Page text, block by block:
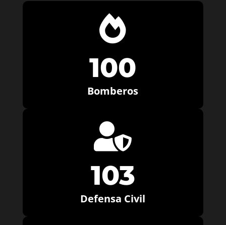

100
Bomberos

103
Defensa Civil